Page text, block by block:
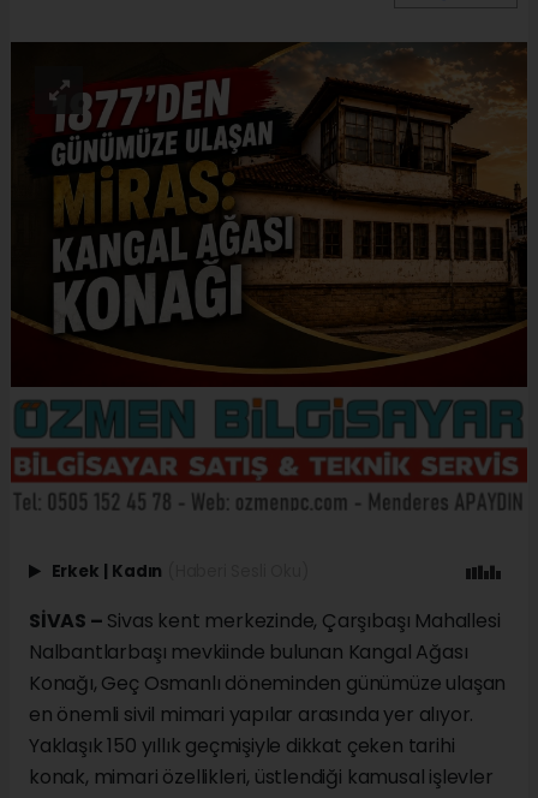
Erkek | Kadın
SİVAS – Sivas kent merkezinde, Çarşıbaşı Mahallesi
Nalbantlarbaşı mevkiinde bulunan Kangal Ağası
Konağı, Geç Osmanlı döneminden günümüze ulaşan
en önemli sivil mimari yapılar arasında yer alıyor.
Yaklaşık 150 yıllık geçmişiyle dikkat çeken tarihi
konak, mimari özellikleri, üstlendiği kamusal işlevler